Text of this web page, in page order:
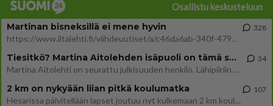
Osallistu keskusteluun
Martinan bisneksillä ei mene hyvin
https://www.iltalehti.fi/viihdeuutiset/a/c46da6ab-340f-4790-aaa7-0865eed2336 Yrityksen konkurssihakemus on tullut kärä
328
Tiesitkö? Martina Aitolehden isäpuoli on tämä suosittu laulaja
Martina Aitolehti on seurattu julkisuuden henkilö. Lähipiiriin mahtuu muitakin tunnettuja henkilöitä. Tiesitkö, että Ma
34
2 km on nykyään liian pitkä koulumatka
Hesarissa päivitellään lapset joutuu nyt kulkemaan 2 km kouluun jösses. Ruostefillarilla tuo matka menee vaikka miten äk
107